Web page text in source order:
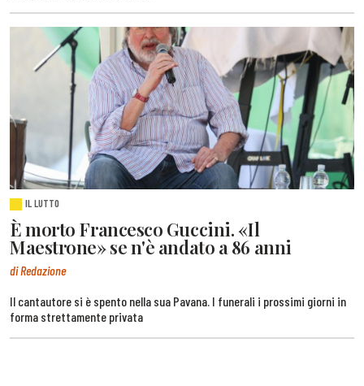
IL LUTTO
È morto Francesco Guccini. «Il
Maestrone» se n'è andato a 86 anni
di Redazione
Il cantautore si è spento nella sua Pavana. I funerali i prossimi giorni in
forma strettamente privata